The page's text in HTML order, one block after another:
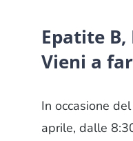
Epatite B,
Vieni a
In occasione
aprile, dalle